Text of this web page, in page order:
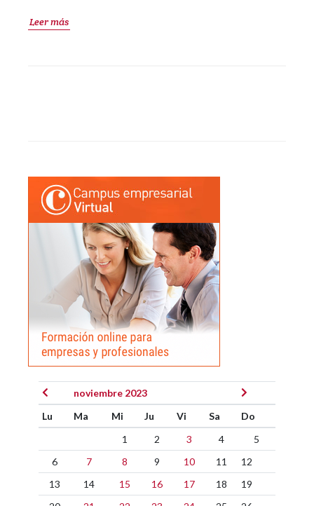
Leer más
noviembre 2023
Lu
Ma Mi Ju Vi Sa
Do
1
2 3 4
5
6
7 8 9 10 11
12
13
14 15 16 17 18
19